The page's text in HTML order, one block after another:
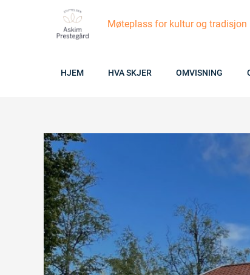
Møteplass for kultur og tradisjon
HJEM HVA SKJER OMVISNING